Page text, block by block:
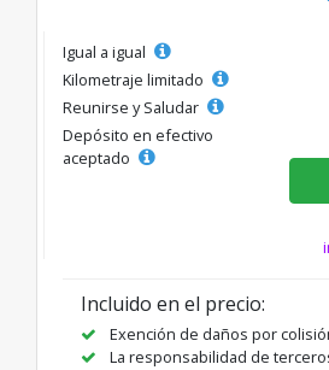
Igual a igual
Kilometraje limitado
Reunirse y Saludar
Depósito en efectivo
aceptado
Incluido en el precio:
Exención de daños por
La responsabilidad de